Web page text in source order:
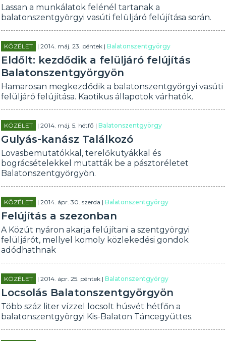
Lassan a munkálatok felénél tartanak a
balatonszentgyörgyi vasúti felüljáró felújítása során.
KÖZÉLET | 2014. máj. 23. péntek |Balatonszentgyörgy
Eldőlt: kezdődik a felüljáró felújítás
Balatonszentgyörgyön
Hamarosan megkezdődik a balatonszentgyörgyi vasúti
felüljáró felújítása. Kaotikus állapotok várhatók.
KÖZÉLET | 2014. máj. 5. hétfő |Balatonszentgyörgy
Gulyás-kanász Találkozó
Lovasbemutatókkal, terelőkutyákkal és
bográcsételekkel mutatták be a pásztoréletet
Balatonszentgyörgyön.
KÖZÉLET | 2014. ápr. 30. szerda |Balatonszentgyörgy
Felújítás a szezonban
A Közút nyáron akarja felújítani a szentgyörgyi
felüljárót, mellyel komoly közlekedési gondok
adódhathnak
KÖZÉLET | 2014. ápr. 25. péntek |Balatonszentgyörgy
Locsolás Balatonszentgyörgyön
Több száz liter vízzel locsolt húsvét hétfőn a
balatonszentgyörgyi Kis-Balaton Táncegyüttes.